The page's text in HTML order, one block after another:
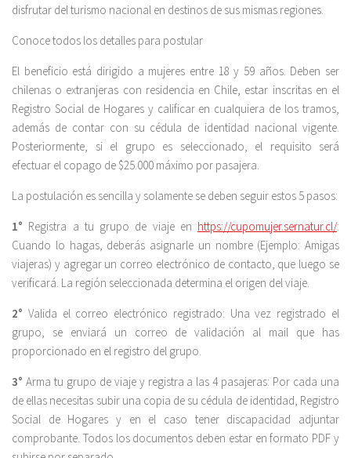
disfrutar del turismo nacional en destinos de sus mismas regiones.
Conoce todos los detalles para postular
El beneficio está dirigido a mujeres entre 18 y 59 años. Deben ser
chilenas o extranjeras con residencia en Chile, estar inscritas en el
Registro Social de Hogares y calificar en cualquiera de los tramos,
además de contar con su cédula de identidad nacional vigente.
Posteriormente, si el grupo es seleccionado, el requisito será
efectuar el copago de $25.000 máximo por pasajera.
La postulación es sencilla y solamente se deben seguir estos 5 pasos:
1° Registra a tu grupo de viaje en https://cupomujer.sernatur.cl/:
Cuando lo hagas, deberás asignarle un nombre (Ejemplo: Amigas
viajeras) y agregar un correo electrónico de contacto, que luego se
verificará. La región seleccionada determina el origen del viaje.
2° Valida el correo electrónico registrado: Una vez registrado el
grupo, se enviará un correo de validación al mail que has
proporcionado en el registro del grupo.
3° Arma tu grupo de viaje y registra a las 4 pasajeras: Por cada una
de ellas necesitas subir una copia de su cédula de identidad, Registro
Social de Hogares y en el caso tener discapacidad adjuntar
comprobante. Todos los documentos deben estar en formato PDF y